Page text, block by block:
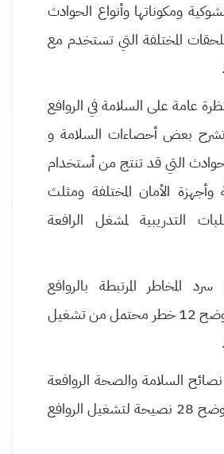
ومكوناتها وأنواع الحوادث
المختلفة التي تستخدم مع
.
عامة على السلامة في الروافع
تشرح بعض أحصاءات السلامة و
التي قد تنتج من أستخدام
وأجهزة الأمان المختلفة ومثلث
التدريبية لمشغل الرافعة
سرد المخاطر المرتبطة بالروافع
الشوكية والتي توضح 12 خطر محتمل من تشغيل
.
نصائح السلامة والصحة الروافعة
الشوكية والتي توضح 28 نصيحة لتشغيل الروافع